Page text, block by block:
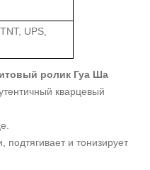
UPS,
ролик Гуа Ша
кварцевый
и тонизирует